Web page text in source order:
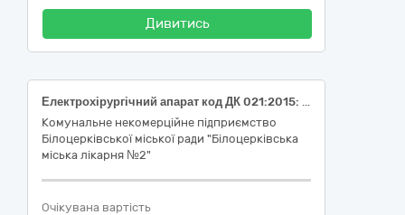
Дивитись
Електрохірургічний апарат код ДК 021:2015: 33160000-9 - Устаткування для операційних блоків (Код номенклатурної позиції за ДК 021:2015: 33162100-4 Апаратура для операційних блоків, НК 024:2023: 44776 Електрохірургічна система, код НК 031:2024: Z12010902- Електрохірургічні апарати (ЕХА) для загального використання.
Комунальне некомерційне підприємство
Білоцерківської міської ради "Білоцерківська
міська лікарня №2"
Очікувана вартість